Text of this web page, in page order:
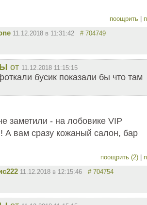
поощрить
11.12.2018 в 11:31:42 # 704749
от 11.12.2018 11:15:15
бусик показали бы что там
заметили - на лобовике VIP
А вам сразу кожаный салон, бар
поощрить (2)
11.12.2018 в 12:15:46 # 704754